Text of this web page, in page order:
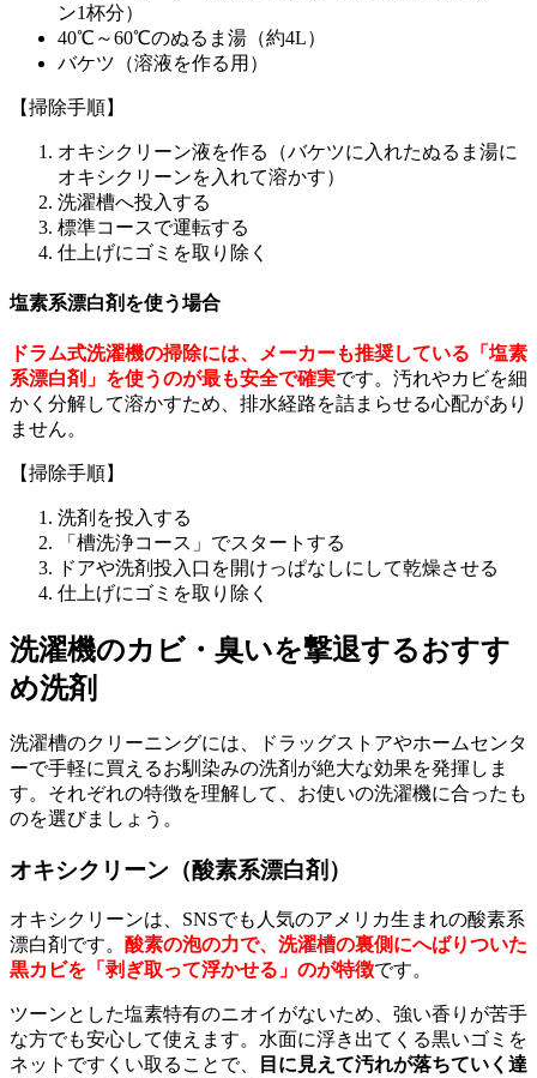
ン1杯分）
40℃～60℃のぬるま湯（約4L）
バケツ（溶液を作る用）
【掃除手順】
オキシクリーン液を作る（バケツに入れたぬるま湯に
オキシクリーンを入れて溶かす）
洗濯槽へ投入する
標準コースで運転する
仕上げにゴミを取り除く
塩素系漂白剤を使う場合
ドラム式洗濯機の掃除には、メーカーも推奨している「塩素
系漂白剤」を使うのが最も安全で確実です。汚れやカビを細
かく分解して溶かすため、排水経路を詰まらせる心配があり
ません。
【掃除手順】
洗剤を投入する
「槽洗浄コース」でスタートする
ドアや洗剤投入口を開けっぱなしにして乾燥させる
仕上げにゴミを取り除く
洗濯機のカビ・臭いを撃退するおすす
め洗剤
洗濯槽のクリーニングには、ドラッグストアやホームセンタ
ーで手軽に買えるお馴染みの洗剤が絶大な効果を発揮しま
す。それぞれの特徴を理解して、お使いの洗濯機に合ったも
のを選びましょう。
オキシクリーン（酸素系漂白剤）
オキシクリーンは、SNSでも人気のアメリカ生まれの酸素系
漂白剤です。 酸素の泡の力で、洗濯槽の裏側にへばりついた
黒カビを「剥ぎ取って浮かせる」のが特徴です。
ツーンとした塩素特有のニオイがないため、強い香りが苦手
な方でも安心して使えます。水面に浮き出てくる黒いゴミを
ネットですくい取ることで、
目に見えて汚れが落ちていく達